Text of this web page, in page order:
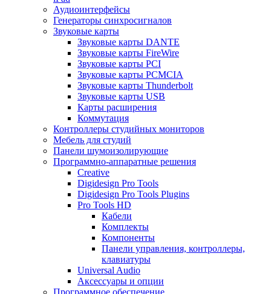
Аудиоинтерфейсы
Генераторы синхросигналов
Звуковые карты
Звуковые карты DANTE
Звуковые карты FireWire
Звуковые карты PCI
Звуковые карты PCMCIA
Звуковые карты Thunderbolt
Звуковые карты USB
Карты расширения
Коммутация
Контроллеры студийных мониторов
Мебель для студий
Панели шумоизолирующие
Программно-аппаратные решения
Creative
Digidesign Pro Tools
Digidesign Pro Tools Plugins
Pro Tools HD
Кабели
Комплекты
Компоненты
Панели управления, контроллеры,
клавиатуры
Universal Audio
Аксессуары и опции
Программное обеспечение